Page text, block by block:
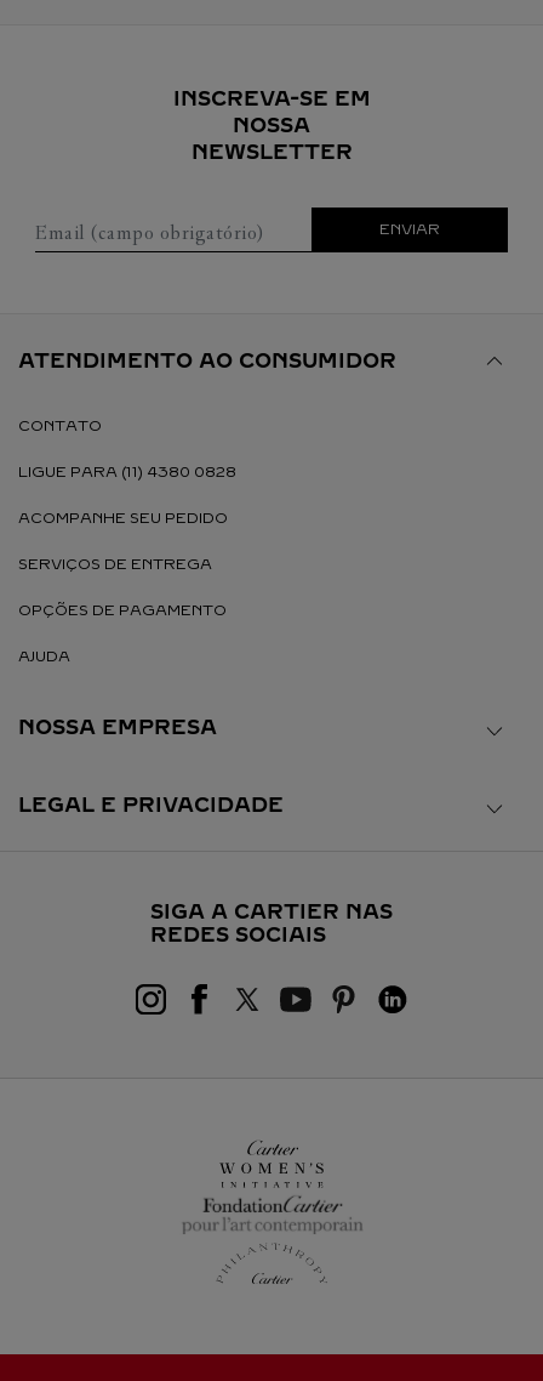
INSCREVA-SE EM
NOSSA
NEWSLETTER
Email (campo obrigatório) ENVIAR
ATENDIMENTO AO CONSUMIDOR
CONTATO
LIGUE PARA (11) 4380 0828
ACOMPANHE SEU PEDIDO
SERVIÇOS DE ENTREGA
OPÇÕES DE PAGAMENTO
AJUDA
NOSSA EMPRESA
LEGAL E PRIVACIDADE
SIGA A CARTIER NAS
REDES SOCIAIS